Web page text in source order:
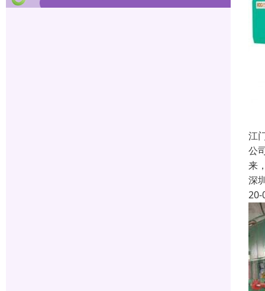
江
公
来
深
20-